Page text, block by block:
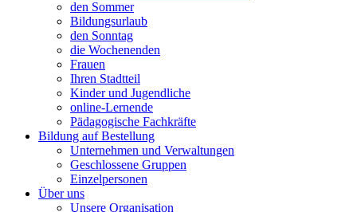
den Sommer
Bildungsurlaub
den Sonntag
die Wochenenden
Frauen
Ihren Stadtteil
Kinder und Jugendliche
online-Lernende
Pädagogische Fachkräfte
Bildung auf Bestellung
Unternehmen und Verwaltungen
Geschlossene Gruppen
Einzelpersonen
Über uns
Unsere Organisation